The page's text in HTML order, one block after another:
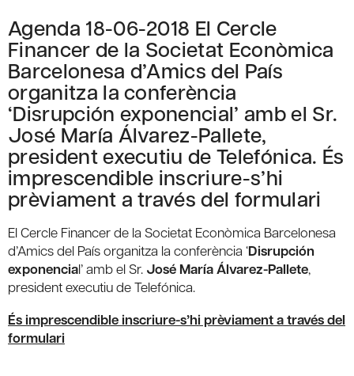
Agenda 18-06-2018 El Cercle
Financer de la Societat Econòmica
Barcelonesa d’Amics del País
organitza la conferència
‘Disrupción exponencial’ amb el Sr.
José María Álvarez-Pallete,
president executiu de Telefónica. És
imprescendible inscriure-s’hi
prèviament a través del formulari
El Cercle Financer de la Societat Econòmica Barcelonesa
d’Amics del País organitza la conferència ‘Disrupción
exponencial’ amb el Sr. José María Álvarez-Pallete,
president executiu de Telefónica.
És imprescendible inscriure-s’hi prèviament a través del
formulari